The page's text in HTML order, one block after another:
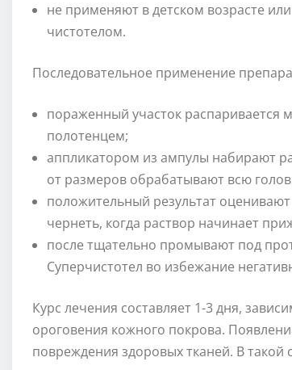
не применяют в детском возрасте
чистотелом.
Последовательное применение
пораженный участок распаривается
полотенцем;
аппликатором из ампулы набирают
от размеров обрабатывают всю
положительный результат
чернеть, когда раствор начинает
после тщательно промывают под
Суперчистотел во избежание
Курс лечения составляет 1-3 дня,
ороговения кожного покрова.
повреждения здоровых тканей. В